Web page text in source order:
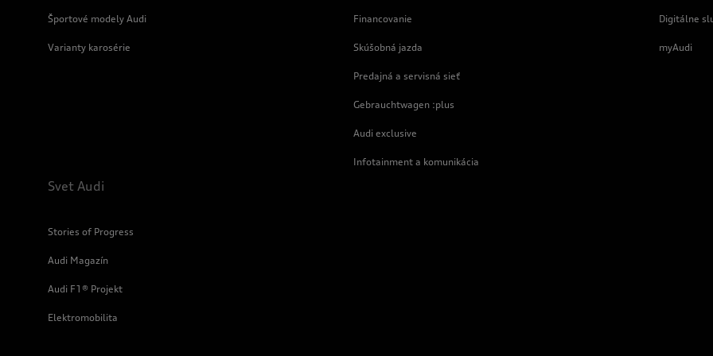
Športové modely Audi
Varianty karosérie
Financovanie
Skúšobná jazda
Predajná a servisná sieť
Gebrauchtwagen :plus
Audi exclusive
Infotainment a komunikácia
Digitálne
myAudi
Svet Audi
Stories of Progress
Audi Magazín
Audi F1® Projekt
Elektromobilita